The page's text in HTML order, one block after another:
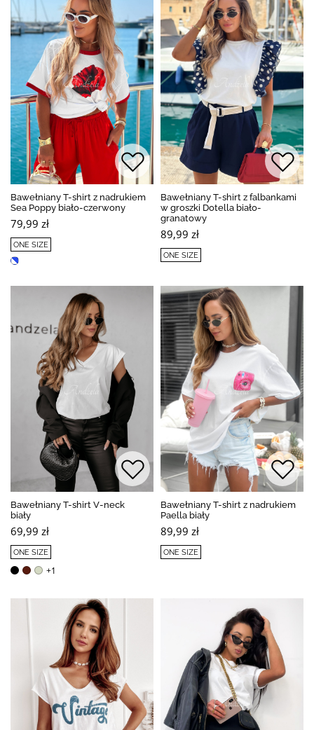
Bawełniany T-shirt z nadrukiem
Sea Poppy biało-czerwony
79,99 zł
ONE SIZE
Bawełniany T-shirt z falbankami
w groszki Dotella biało-
granatowy
89,99 zł
ONE SIZE
Bawełniany T-shirt V-neck
biały
69,99 zł
ONE SIZE
+1
Bawełniany T-shirt z nadrukiem
Paella biały
89,99 zł
ONE SIZE